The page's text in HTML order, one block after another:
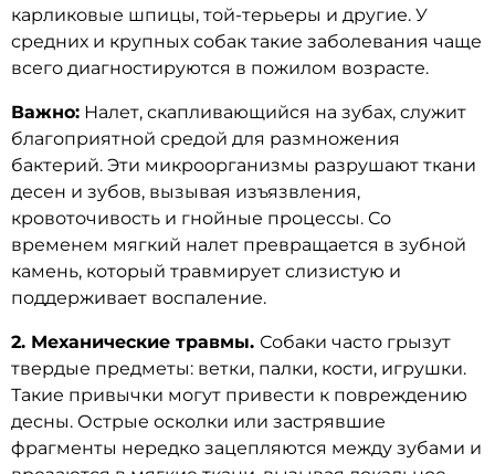
карликовые шпицы, той-терьеры и другие. У
средних и крупных собак такие заболевания чаще
всего диагностируются в пожилом возрасте.
Важно: Налет, скапливающийся на зубах, служит
благоприятной средой для размножения
бактерий. Эти микроорганизмы разрушают ткани
десен и зубов, вызывая изъязвления,
кровоточивость и гнойные процессы. Со
временем мягкий налет превращается в зубной
камень, который травмирует слизистую и
поддерживает воспаление.
2. Механические травмы. Собаки часто грызут
твердые предметы: ветки, палки, кости, игрушки.
Такие привычки могут привести к повреждению
десны. Острые осколки или застрявшие
фрагменты нередко зацепляются между зубами и